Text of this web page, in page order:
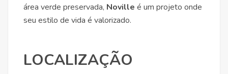
área verde preservada, Noville é um projeto onde
seu estilo de vida é valorizado.
LOCALIZAÇÃO